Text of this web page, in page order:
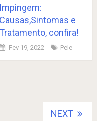
Impingem:
Causas,Sintomas e
Tratamento, confira!
Fev 19, 2022 Pele
NEXT